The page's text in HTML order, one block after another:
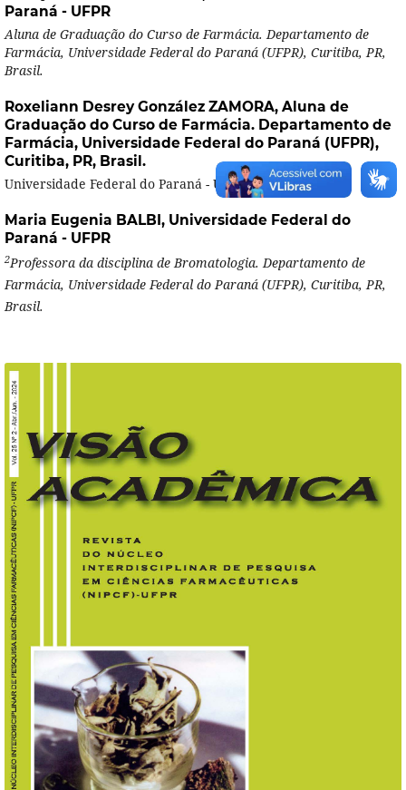
Paraná - UFPR
Aluna de Graduação do Curso de Farmácia. Departamento de
Farmácia, Universidade Federal do Paraná (UFPR), Curitiba, PR,
Brasil.
Roxeliann Desrey González ZAMORA, Aluna de
Graduação do Curso de Farmácia. Departamento de
Farmácia, Universidade Federal do Paraná (UFPR),
Curitiba, PR, Brasil.
Universidade Federal do Paraná - UFPR
Maria Eugenia BALBI, Universidade Federal do
Paraná - UFPR
2Professora da disciplina de Bromatologia. Departamento de
Farmácia, Universidade Federal do Paraná (UFPR), Curitiba, PR,
Brasil.